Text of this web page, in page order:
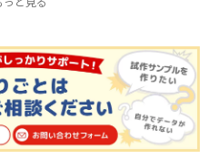
携帯性に優れています。オールシー
ラーは全9色ご用意しておりますの
で、お客様のイメージやデザインに
合わせてお選びいただけます。 国内
の自社工場にて印刷いたしますの
で、短納期・小ロットでの対応が可
能です。グッズ制作の専門スタッフ
がしっかりサポートいたしますの